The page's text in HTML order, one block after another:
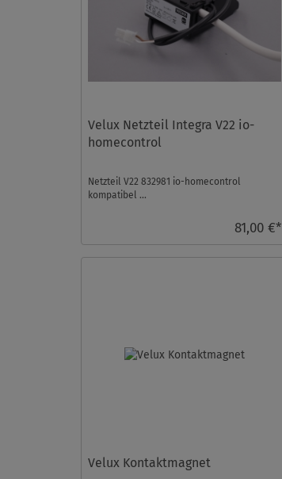
Velux Netzteil Integra V22 io-
homecontrol
Netzteil V22 832981 io-homecontrol
kompatibel ...
81,00 €*
Velux Kontaktmagnet